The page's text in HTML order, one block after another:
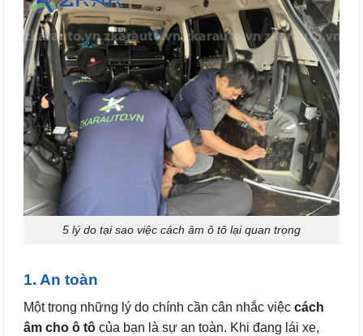
5 lý do tại sao việc cách âm ô tô lại quan trọng
1. An toàn
Một trong những lý do chính cần cân nhắc việc cách
âm cho ô tô của bạn là sự an toàn. Khi đang lái xe,